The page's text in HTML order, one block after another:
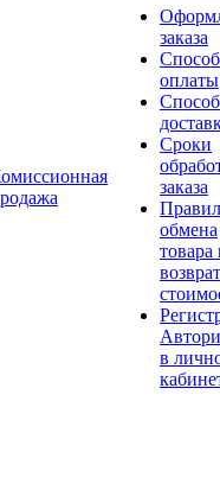
заказа
оплаты
Сроки
заказа
обмена
товара
в